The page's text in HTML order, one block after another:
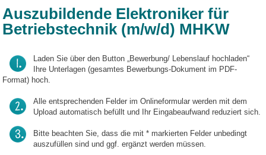
Auszubildende Elektroniker für
Betriebstechnik (m/w/d) MHKW
Laden Sie über den Button „Bewerbung/ Lebenslauf hochladen“
Ihre Unterlagen (gesamtes Bewerbungs-Dokument im PDF-
Format) hoch.
Alle entsprechenden Felder im Onlineformular werden mit dem
Upload automatisch befüllt und Ihr Eingabeaufwand reduziert sich.
Bitte beachten Sie, dass die mit * markierten Felder unbedingt
auszufüllen sind und ggf. ergänzt werden müssen.